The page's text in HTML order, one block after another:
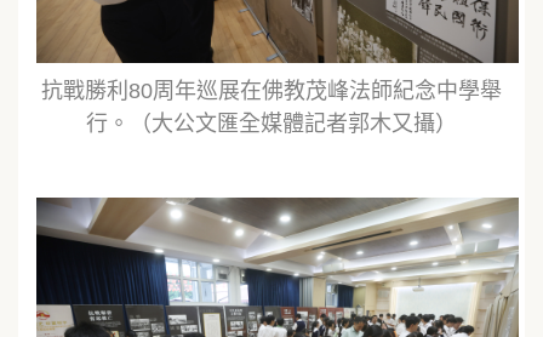
抗戰勝利80周年巡展在佛教茂峰法師紀念中學舉
行。（大公文匯全媒體記者郭木又攝）